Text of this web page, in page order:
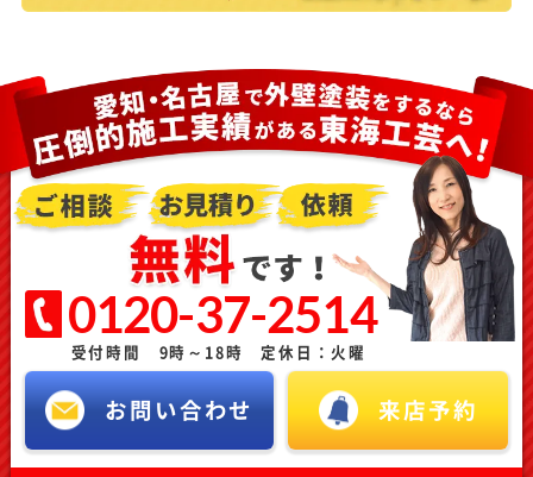
0120-37-2514
受付時間 9時～18時 定休日：火曜
お問い合わせ 来店予約